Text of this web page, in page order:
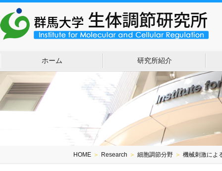
ホーム 研究所紹介
HOME ＞ Research ＞ 細胞調節分野 ＞ 機械刺激によ